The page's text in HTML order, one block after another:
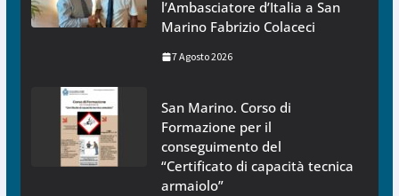
l’Ambasciatore d’Italia a San
Marino Fabrizio Colaceci
7 Agosto 2026
San Marino. Corso di
Formazione per il
conseguimento del
“Certificato di capacità tecnica
armaiolo”